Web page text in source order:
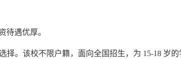
待遇优厚。
。该校不限户籍，面向全国招生，为 15-18 岁的